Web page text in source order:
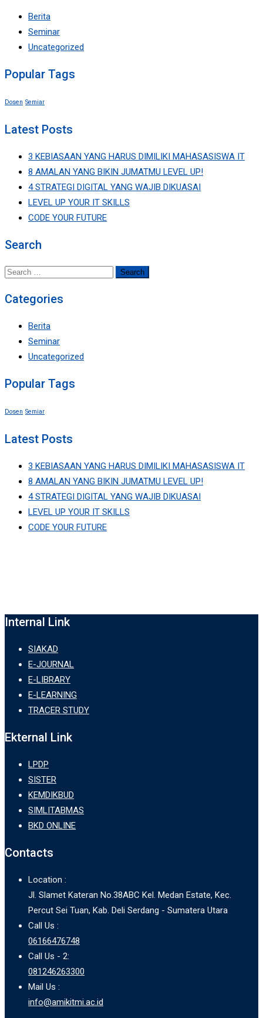
Berita
Seminar
Uncategorized
Popular Tags
Dosen Semiar
Latest Posts
3 KEBIASAAN YANG HARUS DIMILIKI MAHASASISWA IT
8 AMALAN YANG BIKIN JUMATMU LEVEL UP!
4 STRATEGI DIGITAL YANG WAJIB DIKUASAI
LEVEL UP YOUR IT SKILLS
CODE YOUR FUTURE
Search
Search
Categories
Berita
Seminar
Uncategorized
Popular Tags
Dosen Semiar
Latest Posts
3 KEBIASAAN YANG HARUS DIMILIKI MAHASASISWA IT
8 AMALAN YANG BIKIN JUMATMU LEVEL UP!
4 STRATEGI DIGITAL YANG WAJIB DIKUASAI
LEVEL UP YOUR IT SKILLS
CODE YOUR FUTURE
Internal Link
SIAKAD
E-JOURNAL
E-LIBRARY
E-LEARNING
TRACER STUDY
Ekternal Link
LPDP
SISTER
KEMDIKBUD
SIMLITABMAS
BKD ONLINE
Contacts
Location :
Jl. Slamet Kateran No.38ABC Kel. Medan Estate, Kec.
Percut Sei Tuan, Kab. Deli Serdang - Sumatera Utara
Call Us :
06166476748
Call Us - 2:
081246263300
Mail Us :
info@amikitmi.ac.id